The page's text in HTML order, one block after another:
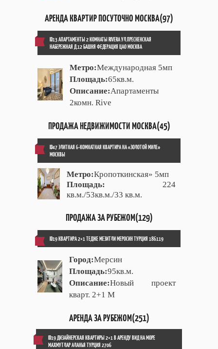
АРЕНДА КВАРТИР ПОСУТОЧНО МОСКВА(97)
ID13 АПАРТАМЕНТЫ 2 КОМНАТЫ RIVERA УЛ.ПРЕСНЕНСКАЯ
НАБЕРЕЖНАЯ Д.12 БАШНЯ ФЕДЕРАЦИЯ ЦАО МОСКВА
Метро:Международная 5мп
Площадь:65кв.м.
Описание:Апартаменты
2комн. Rive
ПРОДАЖА НЕДВИЖИМОСТИ МОСКВА(45)
ID47 ЭЛИТНАЯ 6-КОМНАТНАЯ КВАРТИРА НА «ЗОЛОТОЙ МИЛЕ»
МОСКВЫ
Метро:Кропоткинская» 5мп
Площадь:
224
кв.м./53кв.м./33 кв.м.
ПРОДАЖА ЗА РУБЕЖОМ(129)
ID19 КВАРТИРА 2+1 ТЕДЖЕ МЕЗИТЛИ МЕРОСИН ТУРЦИЯ 186119
Город:Мерсин
Площадь:95кв.м.
Описание:Новый проект
кварт. 2+1 М
АРЕНДА ЗА РУБЕЖОМ(251)
ID19 ДИЗАЙНЕРСКАЯ КВАРТИРЫ 2+1 В АРЕНДУ ВИД НА МОРЕ
МАХМУТЛАР АЛАНЬЯ ТУРЦИЯ 2706